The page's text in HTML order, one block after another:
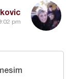
pm